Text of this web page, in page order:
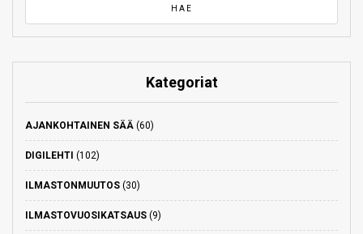
Kategoriat
AJANKOHTAINEN SÄÄ (60)
DIGILEHTI (102)
ILMASTONMUUTOS (30)
ILMASTOVUOSIKATSAUS (9)